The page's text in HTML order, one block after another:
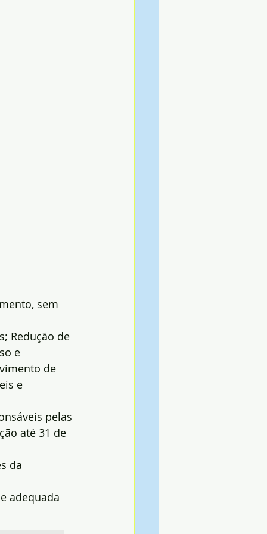
sem
Redução de
e
de
e
pelas
até 31 de
da
adequada